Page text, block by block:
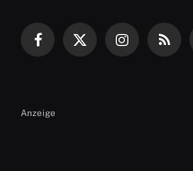
Facebook
X
Instagram
RSS
Anzeige